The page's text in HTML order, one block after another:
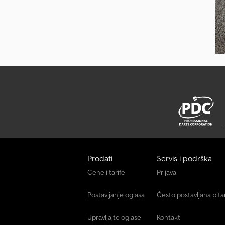
Prodati
Cene i tarife
Postavljanje oglasa
Upravljajte oglase
Servis i podrška
Prijava
Često postavljana
Kontakt